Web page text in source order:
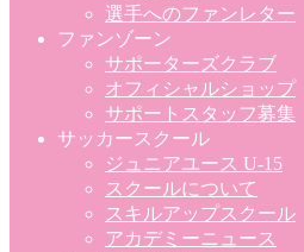
選手へのファンレター
ファンゾーン
サポーターズクラブ
オフィシャルショップ
サポートスタッフ募集
サッカースクール
ジュニアユース U-15
スクールについて
スキルアップスクール
アカデミーニュース